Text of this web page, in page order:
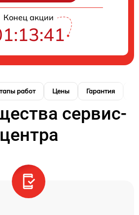
Конец акции
работ Цены Гарантия
сервис-
центра